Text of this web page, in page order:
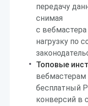
передачу
снимая
с
нагрузку по
Топовые
бесплатный
конверсий в